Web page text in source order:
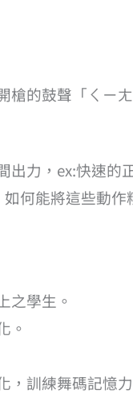
的鼓聲「ㄑㄧ
出力，ex:快速的
能將這些動作
之學生。
。
，訓練舞碼記憶力